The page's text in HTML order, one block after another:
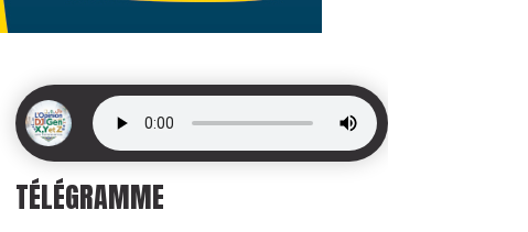
TÉLÉGRAMME